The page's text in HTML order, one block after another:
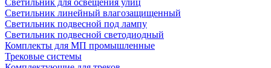
Светильник для освещения улиц
Светильник линейный влагозащищенный
Светильник подвесной под лампу
Светильник подвесной светодиодный
Комплекты для МП промышленные
Трековые системы